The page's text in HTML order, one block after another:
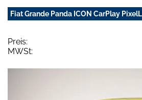
Fiat Grande Panda ICON CarPlay
Preis:
MWSt: